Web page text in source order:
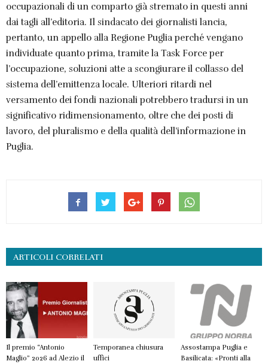
occupazionali di un comparto già stremato in questi anni
dai tagli all’editoria. Il sindacato dei giornalisti lancia,
pertanto, un appello alla Regione Puglia perché vengano
individuate quanto prima, tramite la Task Force per
l’occupazione, soluzioni atte a scongiurare il collasso del
sistema dell’emittenza locale. Ulteriori ritardi nel
versamento dei fondi nazionali potrebbero tradursi in un
significativo ridimensionamento, oltre che dei posti di
lavoro, del pluralismo e della qualità dell’informazione in
Puglia.
ARTICOLI CORRELATI
Il premio “Antonio
Maglio” 2026 ad Alezio il
Temporanea chiusura
uffici
Assostampa Puglia e
Basilicata: «Pronti alla